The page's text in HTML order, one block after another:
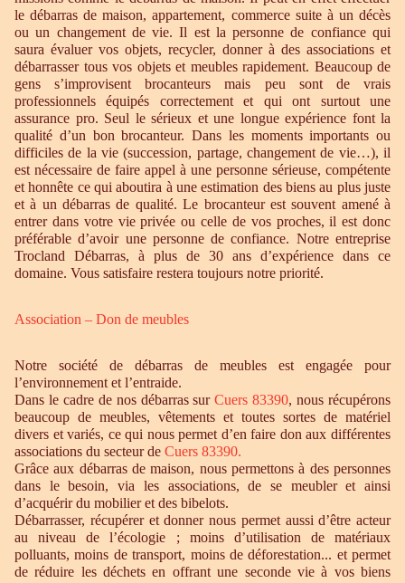
le débarras de maison, appartement, commerce suite à un décès
ou un changement de vie. Il est la personne de confiance qui
saura évaluer vos objets, recycler, donner à des associations et
débarrasser tous vos objets et meubles rapidement. Beaucoup de
gens s’improvisent brocanteurs mais peu sont de vrais
professionnels équipés correctement et qui ont surtout une
assurance pro. Seul le sérieux et une longue expérience font la
qualité d’un bon brocanteur. Dans les moments importants ou
difficiles de la vie (succession, partage, changement de vie…), il
est nécessaire de faire appel à une personne sérieuse, compétente
et honnête ce qui aboutira à une estimation des biens au plus juste
et à un débarras de qualité. Le brocanteur est souvent amené à
entrer dans votre vie privée ou celle de vos proches, il est donc
préférable d’avoir une personne de confiance. Notre entreprise
Trocland Débarras, à plus de 30 ans d’expérience dans ce
domaine. Vous satisfaire restera toujours notre priorité.
Association – Don de meubles
Notre société de débarras de meubles est engagée pour
l’environnement et l’entraide.
Dans le cadre de nos débarras surCuers 83390, nous récupérons
beaucoup de meubles, vêtements et toutes sortes de matériel
divers et variés, ce qui nous permet d’en faire don aux différentes
associations du secteur de Cuers 83390.
Grâce aux débarras de maison, nous permettons à des personnes
dans le besoin, via les associations, de se meubler et ainsi
d’acquérir du mobilier et des bibelots.
Débarrasser, récupérer et donner nous permet aussi d’être acteur
au niveau de l’écologie ; moins d’utilisation de matériaux
polluants, moins de transport, moins de déforestation... et permet
de réduire les déchets en offrant une seconde vie à vos biens